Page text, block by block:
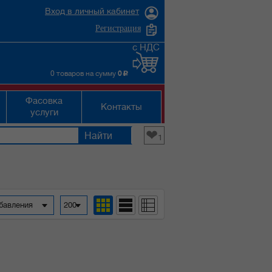
Вход в личный кабинет
Регистрация
0 товаров на сумму 0 c
с НДС
Фасовка
услуги
Контакты
❤1
200